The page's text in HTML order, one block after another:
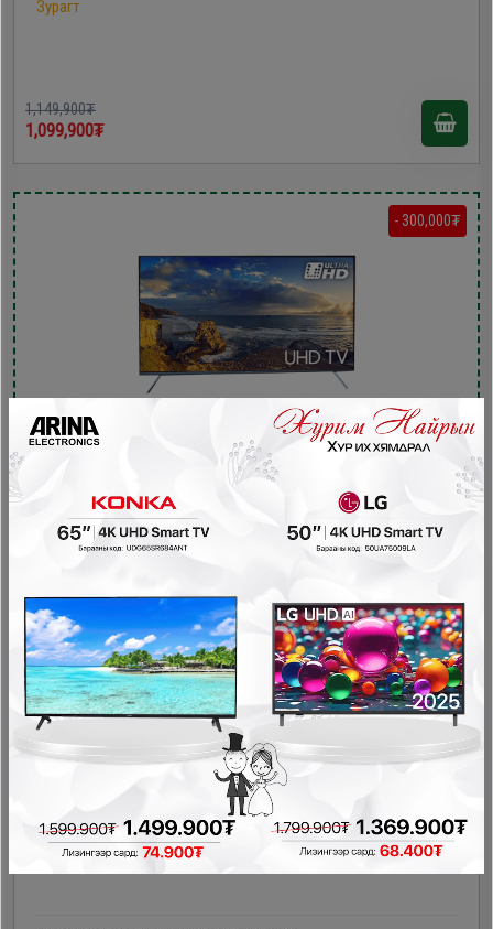
Зурагт
1,149,900₮
1,099,900₮
- 300,000₮
Skyworth 55'' 4K UHD Smart TV /55G66H/
1,199,900₮
- 200,000₮